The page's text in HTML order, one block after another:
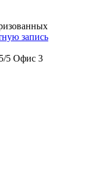
запись
5 Офис 3